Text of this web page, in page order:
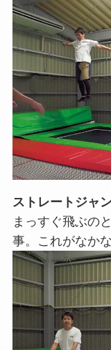
ストレートジャ
まっすぐ飛ぶの
事。これがなか